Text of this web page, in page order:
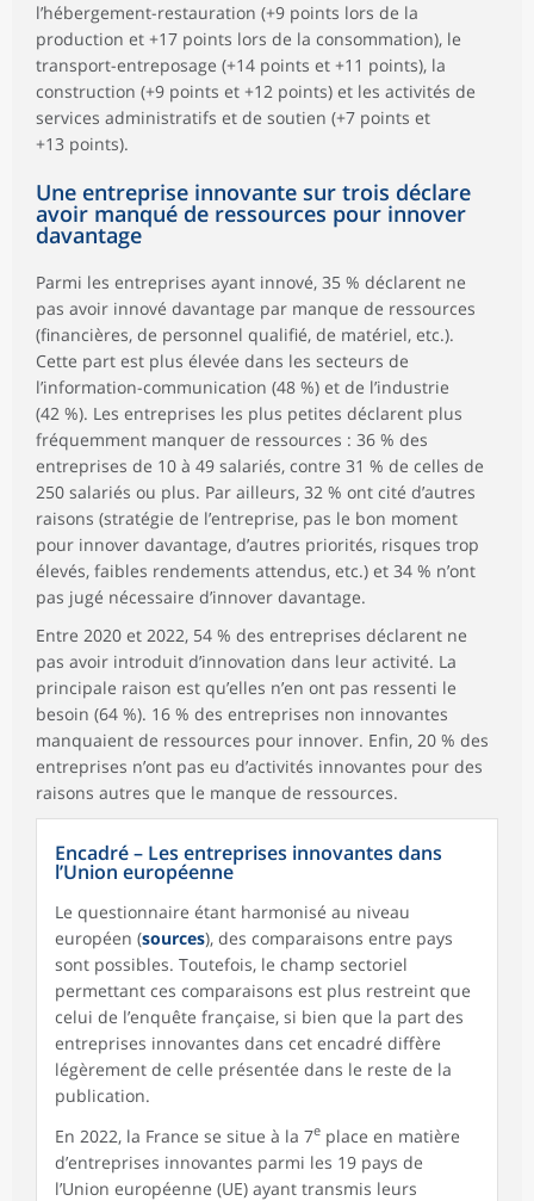
l’hébergement-restauration (+9 points lors de la
production et +17 points lors de la consommation), le
transport-entreposage (+14 points et +11 points), la
construction (+9 points et +12 points) et les activités de
services administratifs et de soutien (+7 points et
+13 points).
Une entreprise innovante sur trois déclare
avoir manqué de ressources pour innover
davantage
Parmi les entreprises ayant innové, 35 % déclarent ne
pas avoir innové davantage par manque de ressources
(financières, de personnel qualifié, de matériel, etc.).
Cette part est plus élevée dans les secteurs de
l’information-communication (48 %) et de l’industrie
(42 %). Les entreprises les plus petites déclarent plus
fréquemment manquer de ressources : 36 % des
entreprises de 10 à 49 salariés, contre 31 % de celles de
250 salariés ou plus. Par ailleurs, 32 % ont cité d’autres
raisons (stratégie de l’entreprise, pas le bon moment
pour innover davantage, d’autres priorités, risques trop
élevés, faibles rendements attendus, etc.) et 34 % n’ont
pas jugé nécessaire d’innover davantage.
Entre 2020 et 2022, 54 % des entreprises déclarent ne
pas avoir introduit d’innovation dans leur activité. La
principale raison est qu’elles n’en ont pas ressenti le
besoin (64 %). 16 % des entreprises non innovantes
manquaient de ressources pour innover. Enfin, 20 % des
entreprises n’ont pas eu d’activités innovantes pour des
raisons autres que le manque de ressources.
Encadré – Les entreprises innovantes dans
l’Union européenne
Le questionnaire étant harmonisé au niveau
européen (sources), des comparaisons entre pays
sont possibles. Toutefois, le champ sectoriel
permettant ces comparaisons est plus restreint que
celui de l’enquête française, si bien que la part des
entreprises innovantes dans cet encadré diffère
légèrement de celle présentée dans le reste de la
publication.
En 2022, la France se situe à la 7e place en matière
d’entreprises innovantes parmi les 19 pays de
l’Union européenne (UE) ayant transmis leurs